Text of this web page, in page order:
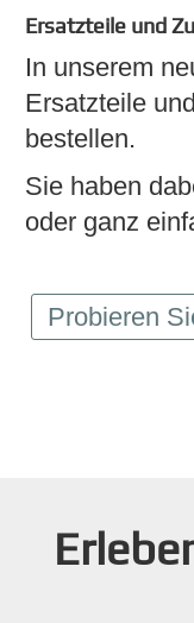
Ersatzteile und
In unserem
Ersatzteile
bestellen.
Sie haben
oder ganz
Probieren